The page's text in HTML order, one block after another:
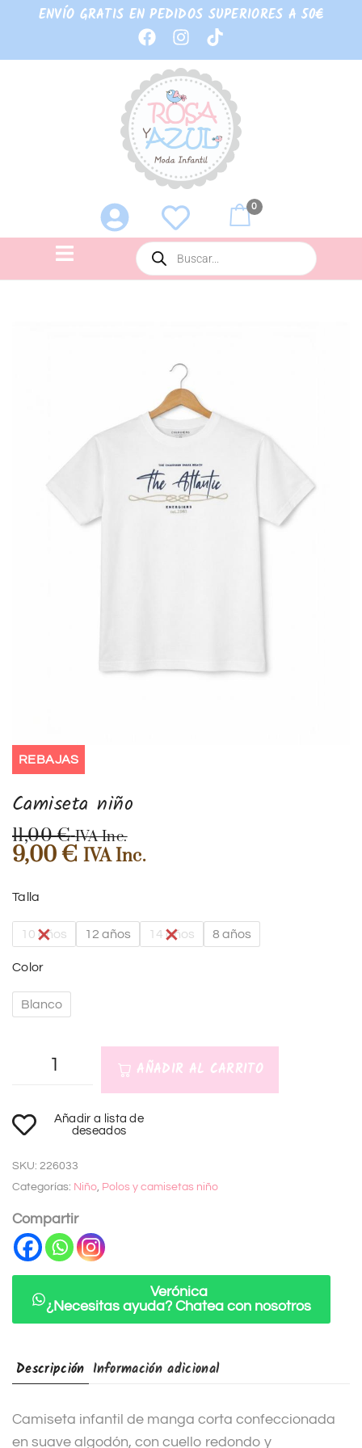
ENVÍO GRATIS EN PEDIDOS SUPERIORES A 50€
0
REBAJAS
Camiseta niño
11,00€ IVA Inc.
9,00€ IVA Inc.
Talla
10 años 12 años 14 años 8 años
Color
Blanco
AÑADIR AL CARRITO
l
e
r
n
a
Añadir a lista de
deseados
SKU: 226033
Categorías: Niño, Polos y camisetas niño
Compartir
Verónica
¿Necesitas ayuda? Chatea con nosotros
Descripción Información adicional
Camiseta infantil de manga corta confeccionada
en suave algodón, con cuello redondo y